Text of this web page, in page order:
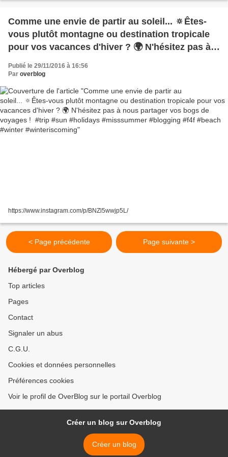
Comme une envie de partir au soleil... 🔅Êtes-
vous plutôt montagne ou destination tropicale
pour vos vacances d'hiver ? 🌍 N'hésitez pas à
nous partager vos bogs de voyages ! #trip #sun
#holidays #misssummer #blogging #f4f #beach
Publié le 29/11/2016 à 16:56
Par overblog
https://www.instagram.com/p/BNZl5wwjp5L/
< Page précédente Page suivante >
Hébergé par Overblog
Top articles
Pages
Contact
Signaler un abus
C.G.U.
Cookies et données personnelles
Préférences cookies
Voir le profil de OverBlog sur le portail Overblog
Créer un blog sur Overblog
Créer un blog